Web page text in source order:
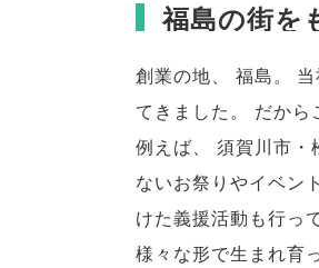
福島の街を
創業の地、 福島。
てきました。 だから
例えば、 須賀川市・
ないお祭りやイベン
けた義援活動も行っ
様々な形で生まれ育